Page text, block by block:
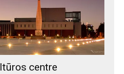
centre